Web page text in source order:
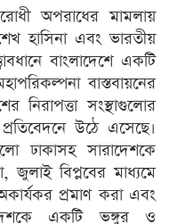
অপরাধের মামলায়
শেখ হাসিনা এবং ভারতীয়
বাংলাদেশে একটি
বাস্তবায়নের
নিরাপত্তা সংস্থাগুলোর
উঠে এসেছে।
ঢাকাসহ সারাদেশকে
বিপ্লবের মাধ্যমে
প্রমাণ করা এবং
একটি ভঙ্গুর ও